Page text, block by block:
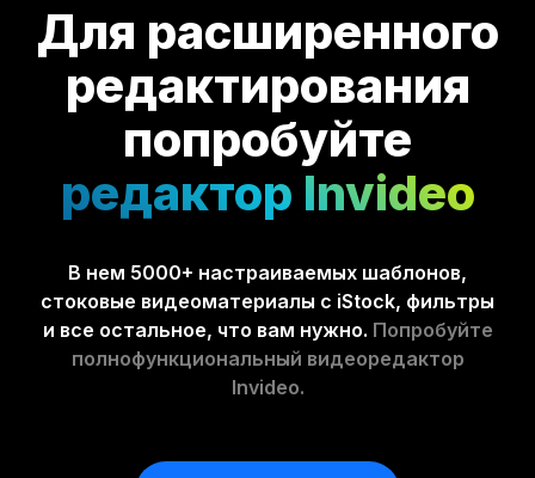
Для расширенного
редактирования
попробуйте
редактор Invideo
В нем 5000+ настраиваемых шаблонов,
стоковые видеоматериалы с iStock, фильтры
и все остальное, что вам нужно. Попробуйте
полнофункциональный видеоредактор
Invideo.